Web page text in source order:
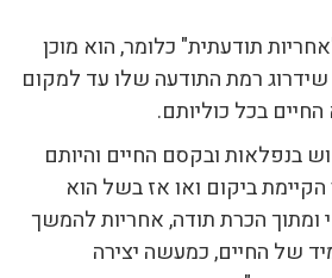
תודעתית" כלומר, הוא מוכן
רמת התודעה שלו עד למקום
בכל כוליותם.
בנפלאות ובקסם החיים והיותם
ביקום ואו אז בשל הוא
ומתוך הכרת תודה, אחריות להמשך
של החיים, כמעשה יצירה